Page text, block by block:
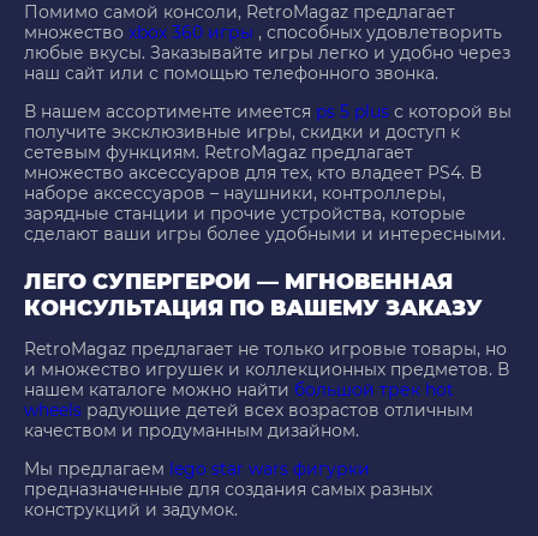
Помимо самой консоли, RetroMagaz предлагает
множество xbox 360 игры , способных удовлетворить
любые вкусы. Заказывайте игры легко и удобно через
наш сайт или с помощью телефонного звонка.
В нашем ассортименте имеется ps 5 plus с которой вы
получите эксклюзивные игры, скидки и доступ к
сетевым функциям. RetroMagaz предлагает
множество аксессуаров для тех, кто владеет PS4. В
наборе аксессуаров – наушники, контроллеры,
зарядные станции и прочие устройства, которые
сделают ваши игры более удобными и интересными.
ЛЕГО СУПЕРГЕРОИ — МГНОВЕННАЯ
КОНСУЛЬТАЦИЯ ПО ВАШЕМУ ЗАКАЗУ
RetroMagaz предлагает не только игровые товары, но
и множество игрушек и коллекционных предметов. В
нашем каталоге можно найти большой трек hot
wheels радующие детей всех возрастов отличным
качеством и продуманным дизайном.
Мы предлагаем lego star wars фигурки
предназначенные для создания самых разных
конструкций и задумок.